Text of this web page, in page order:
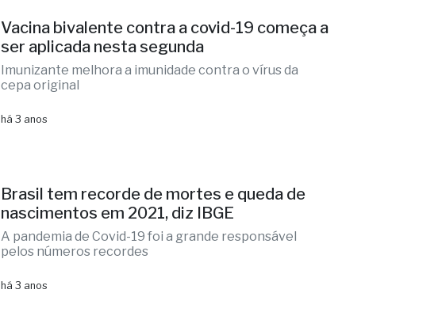
Vacina bivalente contra a covid-19 começa a
ser aplicada nesta segunda
Imunizante melhora a imunidade contra o vírus da
cepa original
há 3 anos
Brasil tem recorde de mortes e queda de
nascimentos em 2021, diz IBGE
A pandemia de Covid-19 foi a grande responsável
pelos números recordes
há 3 anos